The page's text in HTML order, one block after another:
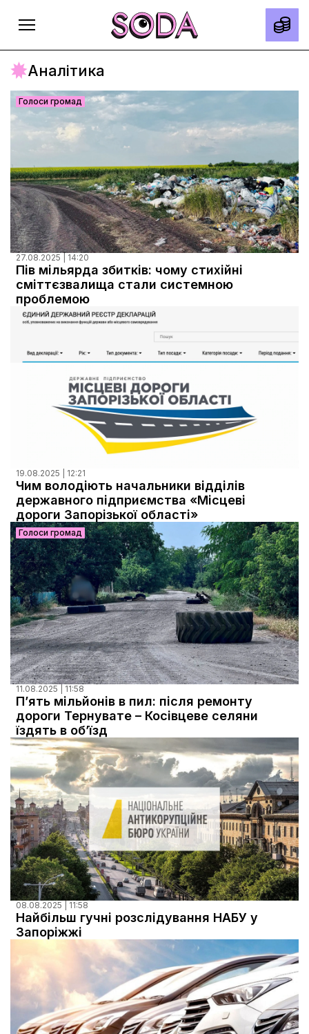
Головна
Спецпроєкти
Slow news
Місто
Про нас
Редакційна політика
Правила використання матеріалів
Документи
Аналітика
Голоси громад
27.08.2025 | 14:20
Пів мільярда збитків: чому стихійні
сміттєзвалища стали системною
проблемою
19.08.2025 | 12:21
Чим володіють начальники відділів
державного підприємства «Місцеві
дороги Запорізької області»
Голоси громад
11.08.2025 | 11:58
Пʼять мільйонів в пил: після ремонту
дороги Тернувате – Косівцеве селяни
їздять в об’їзд
08.08.2025 | 11:58
Найбільш гучні розслідування НАБУ у
Запоріжжі